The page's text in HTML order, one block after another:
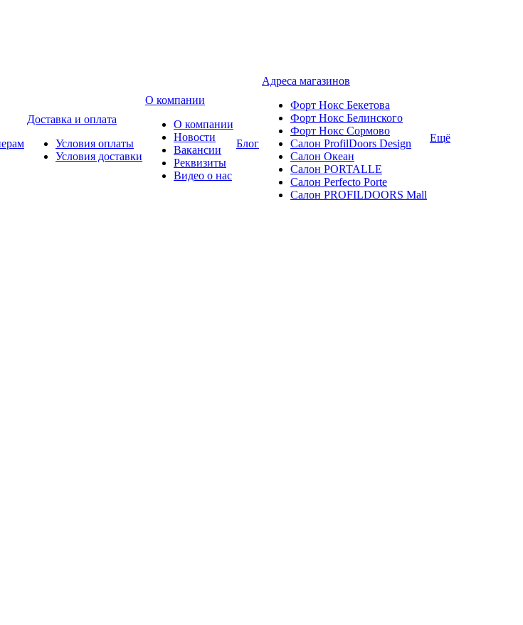
Доставка и оплата
Условия оплаты
Условия доставки
О компании
О компании
Новости
Вакансии
Реквизиты
Видео о нас
Блог
Адреса магазинов
Форт Нокс Бекетова
Форт Нокс Белинского
Форт Нокс Сормово
Салон ProfilDoors Design
Салон Океан
Салон PORTALLE
Салон Perfecto Portе
Салон PROFILDOORS Mall
Ещё